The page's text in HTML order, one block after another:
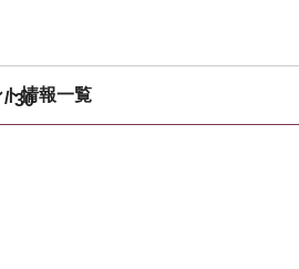
30
ト情報一覧